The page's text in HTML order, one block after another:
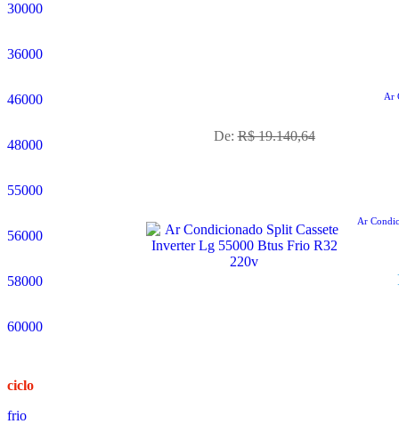
30000
36000
46000
48000
55000
56000
58000
60000
ciclo
frio
Ar
De:R$ 19.140,64
Ar